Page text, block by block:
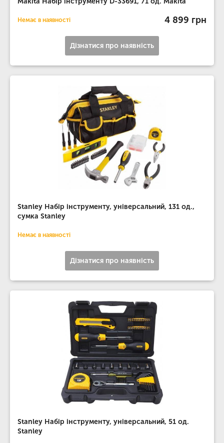
Немає в наявності 4 899 грн
Дізнатися про наявність
Stanley Набір інструменту, універсальний, 131 од.,
сумка Stanley
Немає в наявності
Дізнатися про наявність
Stanley Набір інструменту, універсальний, 51 од.
Stanley